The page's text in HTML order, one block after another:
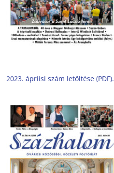
2023. ápriisi szám letöltése (PDF).